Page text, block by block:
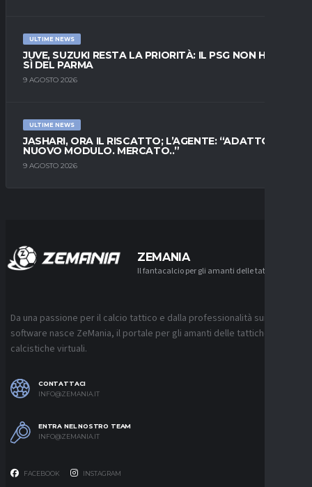
ULTIME NEWS
JUVE, SUZUKI RESTA LA PRIORITÀ: IL PSG NON HA IL
SÌ DEL PARMA
9 AGOSTO 2026
ULTIME NEWS
JASHARI, ORA IL RISCATTO; L’AGENTE: “ADATTO AL
NUOVO MODULO. MERCATO..”
9 AGOSTO 2026
ZEMANIA
Il fantacalcio per gli amanti delle tattiche
Da una passione per il calcio tattico e dalla professionalità sui
software nasce ZeMania, il portale per gli amanti delle tattiche
calcistiche virtuali.
CONTATTACI
INFO@ZEMANIA.IT
ENTRA NEL NOSTRO TEAM
INFO@ZEMANIA.IT
FACEBOOK INSTAGRAM